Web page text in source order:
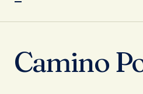
Camino